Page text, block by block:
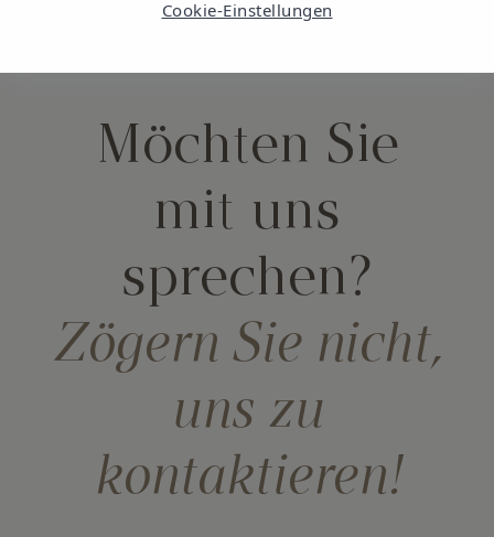
Möchten Sie
mit uns
sprechen?
Zögern Sie nicht,
uns zu
kontaktieren!
Cookie-Einstellungen